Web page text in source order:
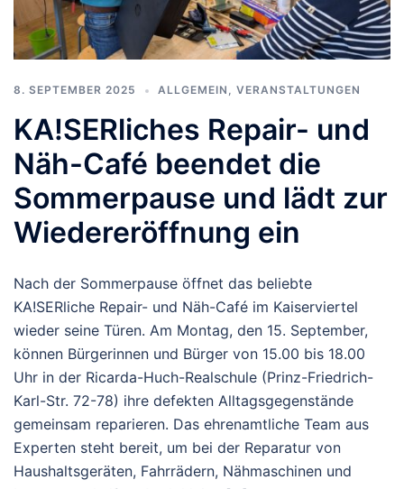
8. SEPTEMBER 2025 ALLGEMEIN , VERANSTALTUNGEN
KA!SERliches Repair- und
Näh-Café beendet die
Sommerpause und lädt zur
Wiedereröffnung ein
Nach der Sommerpause öffnet das beliebte
KA!SERliche Repair- und Näh-Café im Kaiserviertel
wieder seine Türen. Am Montag, den 15. September,
können Bürgerinnen und Bürger von 15.00 bis 18.00
Uhr in der Ricarda-Huch-Realschule (Prinz-Friedrich-
Karl-Str. 72-78) ihre defekten Alltagsgegenstände
gemeinsam reparieren. Das ehrenamtliche Team aus
Experten steht bereit, um bei der Reparatur von
Haushaltsgeräten, Fahrrädern, Nähmaschinen und